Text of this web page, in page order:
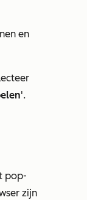
en
'.
pop-
zijn